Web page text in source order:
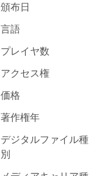
頒布日
言語
プレイヤ数
アクセス権
価格
著作権年
デジタルファイル種
別